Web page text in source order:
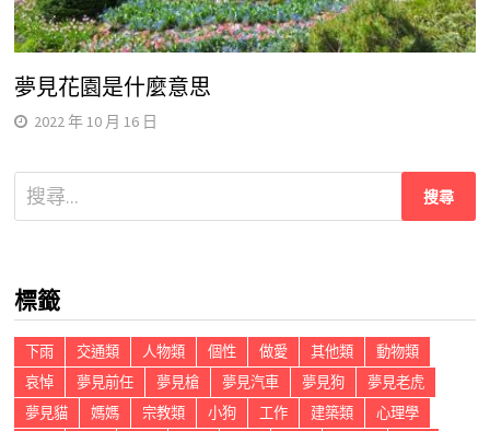
夢見花園是什麼意思
2022 年 10 月 16 日
搜
尋
字:
標籤
下雨 交通類 人物類 個性 做愛 其他類
動物類
哀悼
夢見前任 夢見槍 夢見汽車 夢見狗
夢見老虎
夢見貓
媽媽 宗教類 小狗 工作 建築類
心理學